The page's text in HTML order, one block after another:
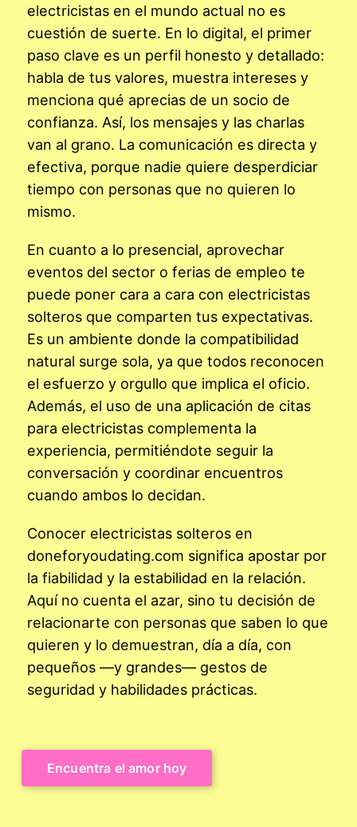
electricistas en el mundo actual no es
cuestión de suerte. En lo digital, el primer
paso clave es un perfil honesto y detallado:
habla de tus valores, muestra intereses y
menciona qué aprecias de un socio de
confianza. Así, los mensajes y las charlas
van al grano. La comunicación es directa y
efectiva, porque nadie quiere desperdiciar
tiempo con personas que no quieren lo
mismo.
En cuanto a lo presencial, aprovechar
eventos del sector o ferias de empleo te
puede poner cara a cara con electricistas
solteros que comparten tus expectativas.
Es un ambiente donde la compatibilidad
natural surge sola, ya que todos reconocen
el esfuerzo y orgullo que implica el oficio.
Además, el uso de una aplicación de citas
para electricistas complementa la
experiencia, permitiéndote seguir la
conversación y coordinar encuentros
cuando ambos lo decidan.
Conocer electricistas solteros en
doneforyoudating.com significa apostar por
la fiabilidad y la estabilidad en la relación.
Aquí no cuenta el azar, sino tu decisión de
relacionarte con personas que saben lo que
quieren y lo demuestran, día a día, con
pequeños —y grandes— gestos de
seguridad y habilidades prácticas.
Encuentra el amor hoy